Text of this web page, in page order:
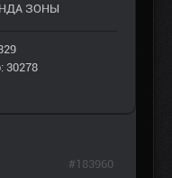
ЗОНЫ
30278
#183960